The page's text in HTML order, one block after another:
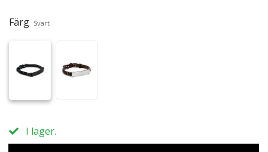
Färg Svart
I lager.